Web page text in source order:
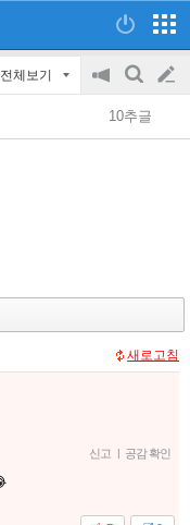
전체보기
공
지
on/off
검
색
글
쓰
10추글
새로고침
신고 | 공감 확인